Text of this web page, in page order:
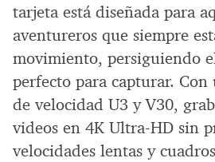
tarjeta está diseñada para
aventureros que siempre
movimiento, persiguiendo
perfecto para capturar.
de velocidad U3 y V30,
videos en 4K Ultra-HD sin
velocidades lentas y